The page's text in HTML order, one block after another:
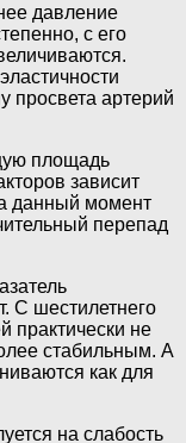
давление
с его
просвета артерий
площадь
зависит
данный момент
перепад
С шестилетнего
практически не
стабильным. А
как для
на слабость